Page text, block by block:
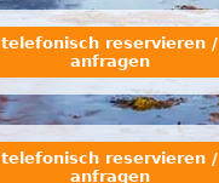
telefonisch reservieren /
anfragen
telefonisch reservieren /
anfragen